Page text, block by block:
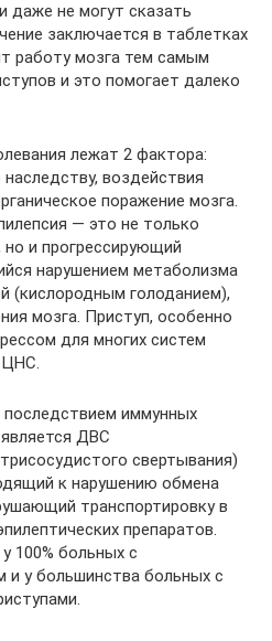
даже не могут сказать
заключается в таблетках
работу мозга тем самым
и это помогает далеко
лежат 2 фактора:
воздействия
поражение мозга.
— это не только
и прогрессирующий
нарушением метаболизма
(кислородным голоданием),
мозга. Приступ, особенно
для многих систем
ЦНС.
иммунных
ДВС
свертывания)
к нарушению обмена
транспортировку в
препаратов.
100% больных с
и у большинства больных с